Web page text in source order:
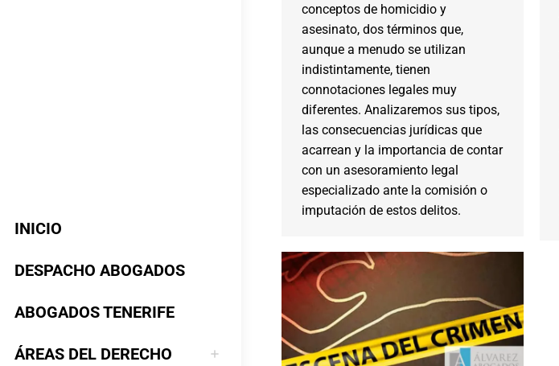
INICIO
DESPACHO ABOGADOS
ABOGADOS TENERIFE
ÁREAS DEL DERECHO
conceptos de homicidio y
asesinato, dos términos que,
aunque a menudo se utilizan
indistintamente, tienen
connotaciones legales muy
diferentes. Analizaremos sus tipos,
las consecuencias jurídicas que
acarrean y la importancia de contar
con un asesoramiento legal
especializado ante la comisión o
imputación de estos delitos.